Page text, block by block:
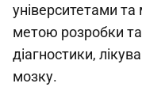
університетами
метою розробки
діагностики,
мозку.